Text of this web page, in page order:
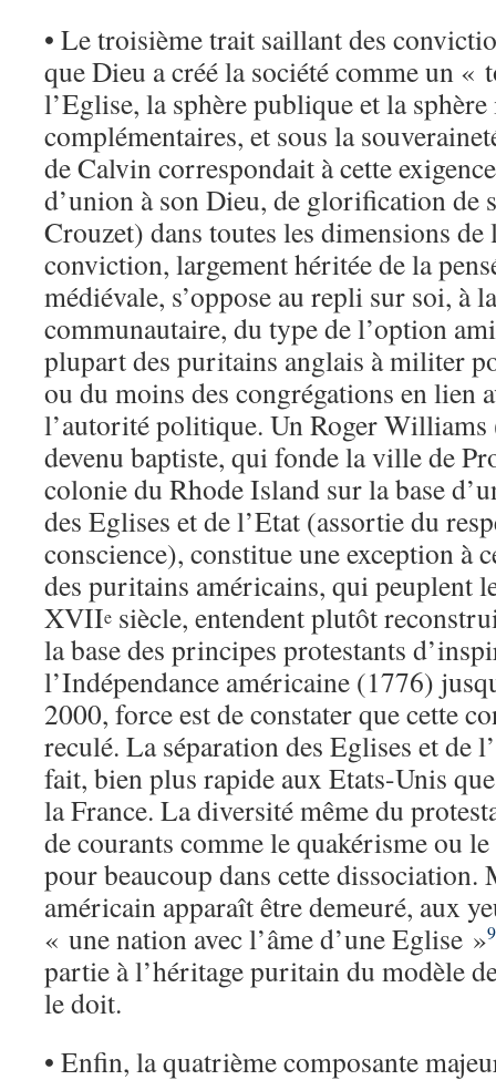
• Le troisième trait saillant des
que Dieu a créé la société comme un «
l’Eglise, la sphère publique et la
complémentaires, et sous la
de Calvin correspondait à cette
d’union à son Dieu, de glorification de
Crouzet) dans toutes les dimensions
conviction, largement héritée de la
médiévale, s’oppose au repli sur soi, à
communautaire, du type de l’option
plupart des puritains anglais à militer
ou du moins des congrégations en lien
l’autorité politique. Un Roger
devenu baptiste, qui fonde la ville de
colonie du Rhode Island sur la base
des Eglises et de l’Etat (assortie du
conscience), constitue une exception à
des puritains américains, qui peuplent
XVIIe siècle, entendent plutôt
la base des principes protestants
l’Indépendance américaine (1776)
2000, force est de constater que cette
reculé. La séparation des Eglises et de
fait, bien plus rapide aux Etats-Unis
la France. La diversité même du
de courants comme le quakérisme ou
pour beaucoup dans cette dissociation.
américain apparaît être demeuré, aux
« une nation avec l’âme d’une Eglise »9
partie à l’héritage puritain du modèle
le doit.
• Enfin, la quatrième composante